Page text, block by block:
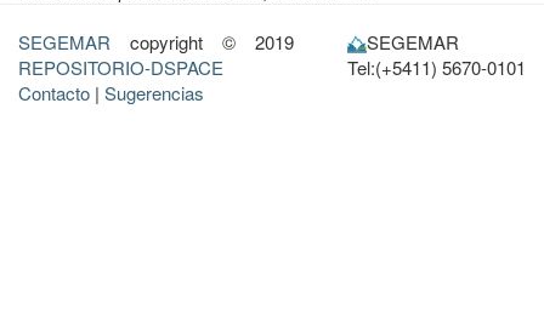
SEGEMAR copyright © 2019
REPOSITORIO-DSPACE
Contacto | Sugerencias
SEGEMAR
Tel:(+5411) 5670-0101